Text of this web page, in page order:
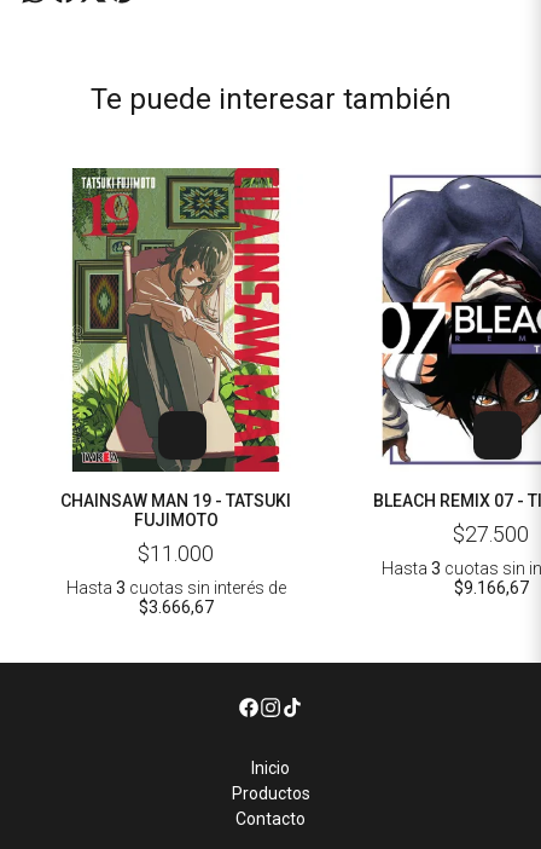
Te puede interesar también
CHAINSAW MAN 19 - TATSUKI
FUJIMOTO
$11.000
Hasta 3 cuotas sin interés de
$3.666,67
BLEACH REMIX 07 -
$27.500
Hasta 3 cuotas sin
$9.166,67
Inicio
Productos
Contacto